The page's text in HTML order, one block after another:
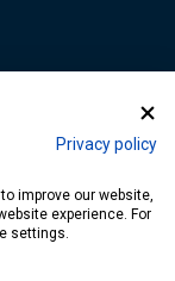
Privacy policy
improve our website,
experience. For
settings.